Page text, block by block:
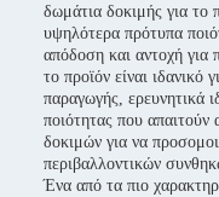
δωμάτια δοκιμής για το
υψηλότερα πρότυπα
απόδοση και αντοχή για
το προϊόν είναι ιδανικό
παραγωγής, ερευνητικά
ποιότητας που απαιτούν
δοκιμών για να
περιβαλλοντικών
Ένα από τα πιο